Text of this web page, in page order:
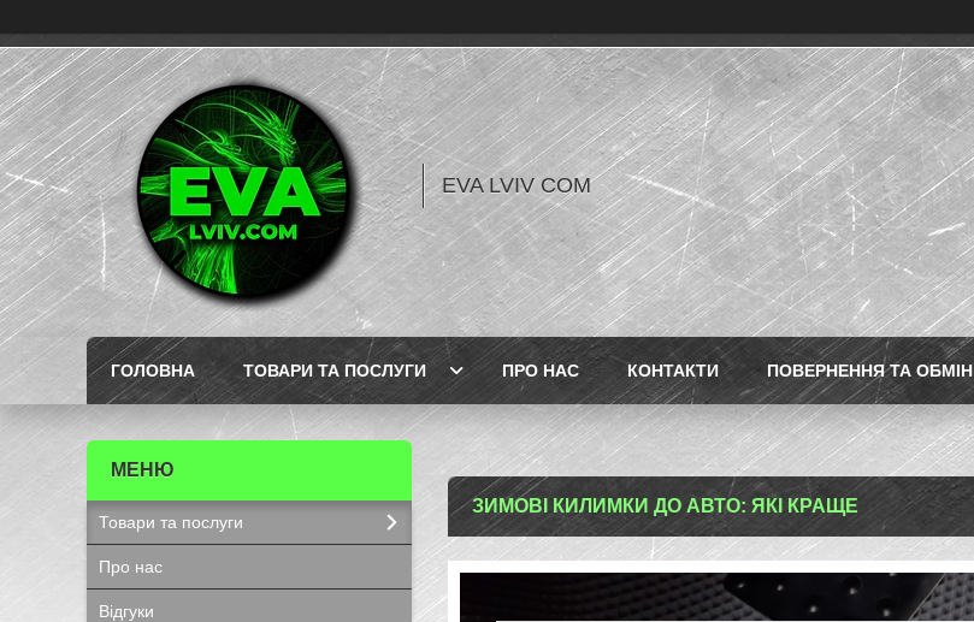
EVA LVIV COM
ГОЛОВНА ТОВАРИ ТА ПОСЛУГИ ПРО НАС КОНТАКТИ ПОВЕРНЕННЯ ТА ОБМІН
ЗИМОВІ КИЛИМКИ ДО АВТО: ЯКІ КРАЩЕ
Товари та послуги
Про нас
Відгуки